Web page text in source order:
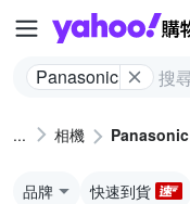
Panasonic
相機 Panasonic
品牌 快速到貨